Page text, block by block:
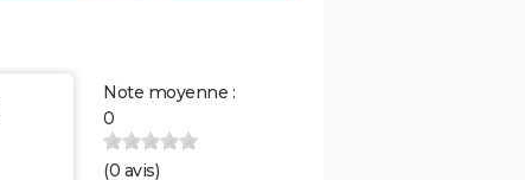
Note moyenne :
0
(0 avis)